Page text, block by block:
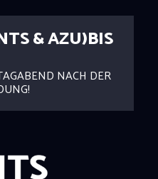
& AZU)BIS
NACH DER